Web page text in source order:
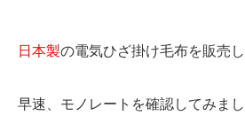
日本製の電気ひざ掛け毛布を販売し
早速、モノレートを確認してみまし